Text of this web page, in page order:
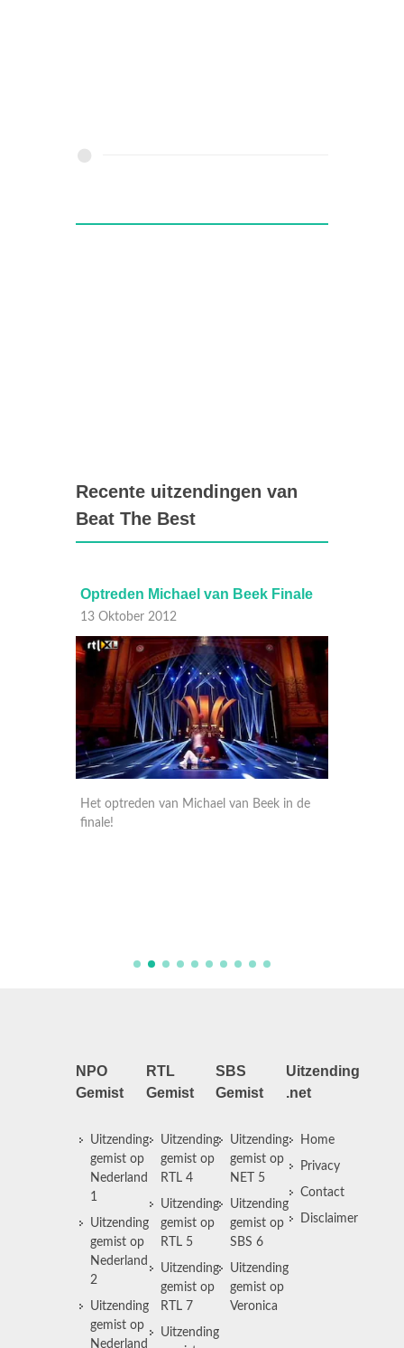
Recente uitzendingen van
Beat The Best
Optreden Michael van Beek Finale
13 Oktober 2012
Het optreden van Michael van Beek in de
finale!
NPO
Gemist
Uitzending
gemist op
Nederland
1
Uitzending
gemist op
Nederland
2
Uitzending
gemist op
Nederland
RTL
Gemist
Uitzending
gemist op
RTL 4
Uitzending
gemist op
RTL 5
Uitzending
gemist op
RTL 7
Uitzending
SBS
Gemist
Uitzending
gemist op
NET 5
Uitzending
gemist op
SBS 6
Uitzending
gemist op
Veronica
Uitzending
.net
Home
Privacy
Contact
Disclaimer